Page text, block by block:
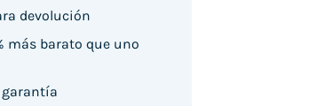
devolución
más barato que uno
garantía